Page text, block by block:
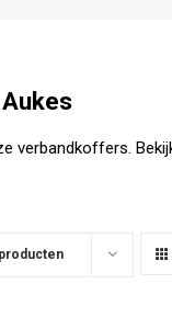
verbandkoffers.